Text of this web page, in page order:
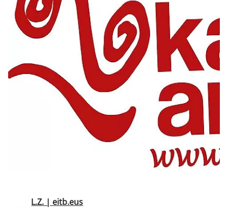
Klisk
L.Z. | eitb.eus